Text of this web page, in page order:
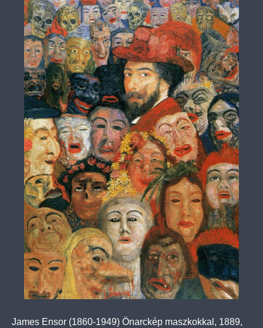
James Ensor (1860-1949) Önarckép maszkokkal, 1889,